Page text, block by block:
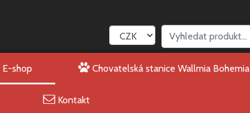
E-shop Chovatelská stanice Wallmia Bohemia
Kontakt